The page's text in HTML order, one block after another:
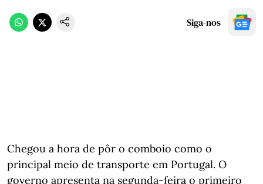
Siga-nos
Chegou a hora de pôr o comboio como o
principal meio de transporte em Portugal. O
governo apresenta na segunda-feira o primeiro